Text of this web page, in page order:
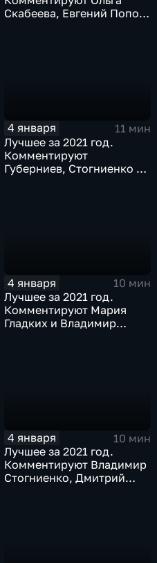
Скабеева, Евгений Попов
4 января
11 мин
Лучшее за 2021 год.
Комментируют
Губерниев, Стогниенко и
4 января
10 мин
Лучшее за 2021 год.
Комментируют Мария
Гладких и Владимир
4 января
10 мин
Лучшее за 2021 год.
Комментируют Владимир
Стогниенко, Дмитрий